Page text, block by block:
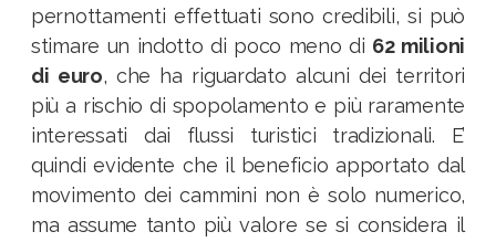
pernottamenti effettuati sono credibili, si può
stimare un indotto di poco meno di 62 milioni
di euro, che ha riguardato alcuni dei territori
più a rischio di spopolamento e più raramente
interessati dai flussi turistici tradizionali. E’
quindi evidente che il beneficio apportato dal
movimento dei cammini non è solo numerico,
ma assume tanto più valore se si considera il